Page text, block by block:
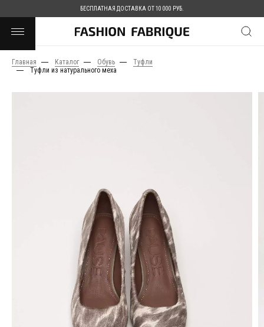
БЕСПЛАТНАЯ ДОСТАВКА ОТ 10 000 РУБ.
Главная Каталог Обувь
Туфли
Туфли из натурального меха